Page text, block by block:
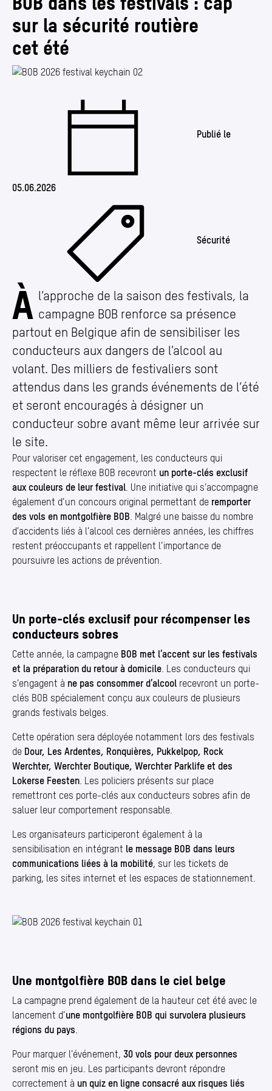
Annuaire
Media center
Mes démarches
sur la sécurité routière
cet été
Publié le
05.06.2026
Sécurité
BOB dans les festivals : cap sur la sécurité
À l’approche de la saison des festivals, la
campagne BOB renforce sa présence
partout en Belgique afin de sensibiliser les
conducteurs aux dangers de l’alcool au
volant. Des milliers de festivaliers sont
attendus dans les grands événements de l’été
et seront encouragés à désigner un
conducteur sobre avant même leur arrivée sur
le site.
Pour valoriser cet engagement, les conducteurs qui
respectent le réflexe BOB recevront un porte-clés exclusif
aux couleurs de leur festival . Une initiative qui s’accompagne
également d’un concours original permettant de remporter
des vols en montgolfière BOB . Malgré une baisse du nombre
d’accidents liés à l’alcool ces dernières années, les chiffres
restent préoccupants et rappellent l’importance de
poursuivre les actions de prévention.
Un porte-clés exclusif pour récompenser les
conducteurs sobres
Cette année, la campagne BOB met l’accent sur les festivals
et la préparation du retour à domicile . Les conducteurs qui
s’engagent à ne pas consommer d’alcool recevront un porte-
clés BOB spécialement conçu aux couleurs de plusieurs
grands festivals belges.
Cette opération sera déployée notamment lors des festivals
de Dour, Les Ardentes, Ronquières, Pukkelpop, Rock
Werchter, Werchter Boutique, Werchter Parklife et des
Lokerse Feesten . Les policiers présents sur place
remettront ces porte-clés aux conducteurs sobres afin de
saluer leur comportement responsable.
Les organisateurs participeront également à la
sensibilisation en intégrant le message BOB dans leurs
communications liées à la mobilité, sur les tickets de
parking, les sites internet et les espaces de stationnement.
Une montgolfière BOB dans le ciel belge
La campagne prend également de la hauteur cet été avec le
lancement d’une montgolfière BOB qui survolera plusieurs
régions du pays
Pour marquer l’événement, 30 vols pour deux personnes
seront mis en jeu. Les participants devront répondre
correctement à un quiz en ligne consacré aux risques liés